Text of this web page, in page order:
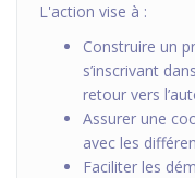
L'action vise à :
Construire un
s’inscrivant
retour vers
Assurer une
avec les
Faciliter les